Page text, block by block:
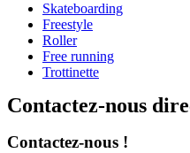
Skateboarding
Freestyle
Roller
Free running
Trottinette
Contactez-nous
Contactez-nous !​